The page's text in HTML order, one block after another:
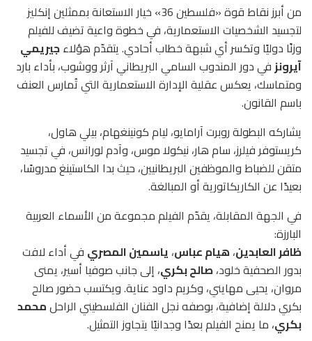
من أبرز نقاط قوة «فلسطين 36» خيار الاستعانة بممثلين إنكليز
لتجسيد الشخصيات الاستعمارية، في خطوة واعية تضيف للفيلم
وزنًا دوليًا وتكسر أي شبهة خطاب أحادي. يتقدّم هؤلاءجيريمي
آيرونز في دور المندوب السامي البريطاني آرثر ووشوب، بأداء بارد
ومتماسك، يعكس عقلية الإدارة الاستعمارية التي تُمارس العنف
باسم القانون.
يشاركه البطولة روبرت آرامايو، ليام كونينغهام، بيلي هاول،
كريستوفر فيلرز، سام هار، نيكولا موس، وآدم لورانس، في تجسيد
متقن للضباط والموظفين البريطانيين، حيث بدا الكاستينغ مدروسًا،
بعيدًا عن الكاريكاتورية أو المبالغة.
في الجهة المقابلة، يقدّم الفيلم مجموعة من الأسماء العربية
البارزة:
ظافر العابدين،هيام عباس، ياسمين المصري في أداء لافت
بدور الصحفية خلود،صالح بكري، إلى جانب صوفيا أسير، يمنى
مروان، يحيى مهايني، وكريم داود عناية. ويكتسب حضور صالح
بكري دلالة إضافية، بوصفه نجل الفنان الفلسطيني الراحلمحمد
بكري، ما يمنح الفيلم بعدًا وجدانيًا يتجاوز التمثيل.